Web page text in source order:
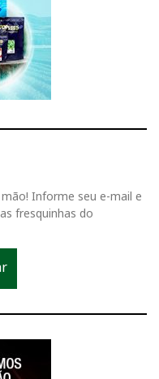
Informe seu e-mail e
fresquinhas do